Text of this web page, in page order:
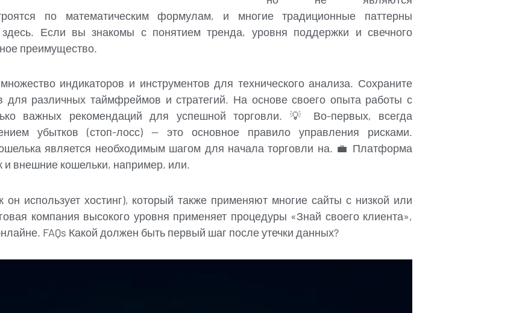
по математическим формулам, и многие традиционные паттерны
здесь. Если вы знакомы с понятием тренда, уровня поддержки и свечного
преимущество.
индикаторов и инструментов для технического анализа. Сохраните
для различных таймфреймов и стратегий. На основе своего опыта работы с
важных рекомендаций для успешной торговли. 💡 Во-первых, всегда
убытков (стоп-лосс) — это основное правило управления рисками.
является необходимым шагом для начала торговли на. 💼 Платформа
и внешние кошельки, например, или.
он использует хостинг), который также применяют многие сайты с низкой или
компания высокого уровня применяет процедуры «Знай своего клиента»,
FAQs Какой должен быть первый шаг после утечки данных?